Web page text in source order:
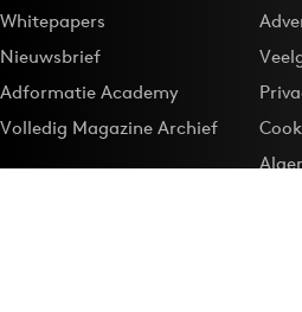
Whitepapers
Nieuwsbrief
Adformatie Academy
Volledig Magazine Archief